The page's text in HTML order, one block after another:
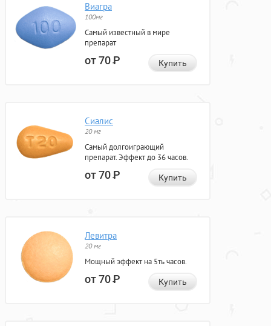
Виагра
100мг
Самый известный в мире
препарат
от 70Р Купить
Сиалис
20 мг
Самый долгоиграющий
препарат. Эффект до 36 часов.
от 70Р Купить
Левитра
20 мг
Мощный эффект на 5ть часов.
от 70Р Купить